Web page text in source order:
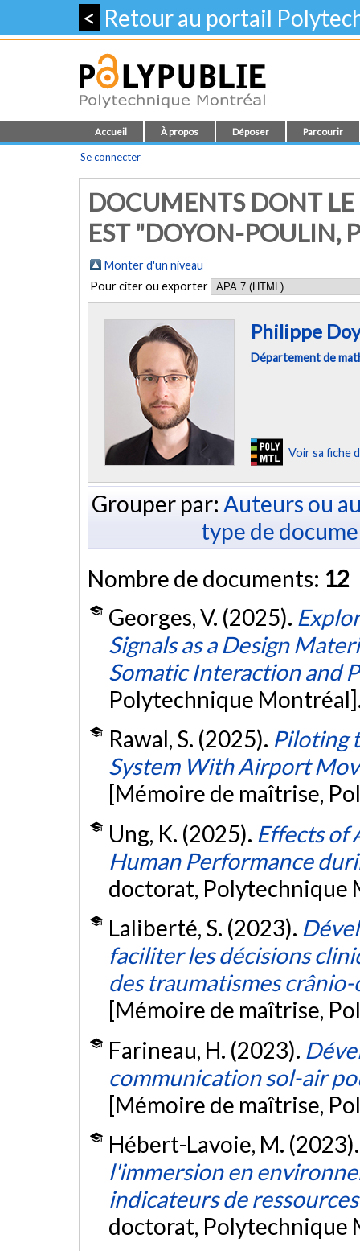
< Retour au portail
Accueil À propos Déposer Parcourir
Se connecter
DOCUMENTS DONT
EST "DOYON-POULIN,
Monter d'un niveau
Pour citer ou exporter
Philippe
Département de
Voir sa fiche
Grouper par: Auteurs ou
type de
Nombre de documents: 12
Georges, V. (2025).
Signals as a Design
Somatic Interaction and
Polytechnique
Rawal, S. (2025). Piloting
System With Airport
[Mémoire de maîtrise,
Ung, K. (2025). Effects of
Human Performance
doctorat, Polytechnique
Laliberté, S. (2023).
faciliter les décisions
des traumatismes
[Mémoire de maîtrise,
Farineau, H. (2023).
communication sol-air
[Mémoire de maîtrise,
Hébert-Lavoie, M.
l'immersion en
indicateurs de
doctorat, Polytechnique